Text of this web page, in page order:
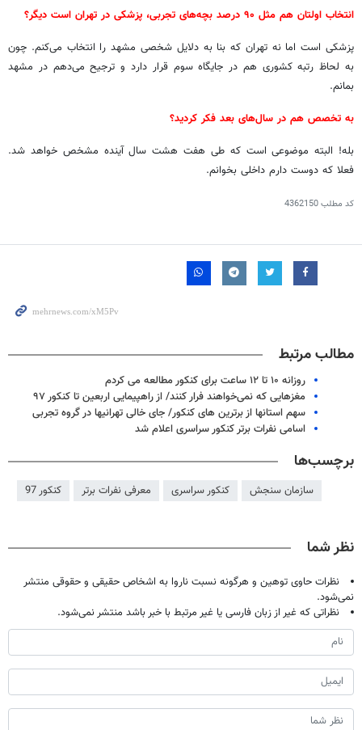
انتخاب اولتان هم مثل ۹۰ درصد بچه‌های تجربی، پزشکی در تهران است دیگر؟
پزشکی است اما نه تهران که بنا به دلایل شخصی مشهد را انتخاب می‌کنم. چون
به لحاظ رتبه کشوری هم در جایگاه سوم قرار دارد و ترجیح می‌دهم در مشهد
بمانم.
به تخصص هم در سال‌های بعد فکر کردید؟
بله! البته موضوعی است که طی هفت هشت سال آینده مشخص خواهد شد.
فعلا که دوست دارم داخلی بخوانم.
کد مطلب4362150
مطالب مرتبط
روزانه ۱۰ تا ۱۲ ساعت برای کنکور مطالعه می کردم
مغزهایی که نمی‌خواهند فرار کنند/ از راهپیمایی اربعین تا کنکور ۹۷
سهم استانها از برترین های کنکور/ جای خالی تهرانیها در گروه تجربی
اسامی نفرات برتر کنکور سراسری اعلام شد
برچسب‌ها
سازمان سنجش کنکور سراسری معرفی نفرات برتر کنکور 97
نظر شما
نظرات حاوی توهین و هرگونه نسبت ناروا به اشخاص حقیقی و حقوقی منتشر
نمی‌شود.
نظراتی که غیر از زبان فارسی یا غیر مرتبط با خبر باشد منتشر نمی‌شود.